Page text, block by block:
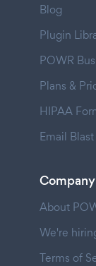
Blog
Plugin
POWR
Plans &
HIPAA
Email Blast
Company
About
We're
Terms of